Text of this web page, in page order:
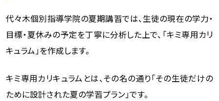
代々木個別指導学院の夏期講習では、生徒の現在の学力・
目標・夏休みの予定を丁寧に分析した上で、「キミ専用カリ
キュラム」を作成します。
キミ専用カリキュラムとは、その名の通り「その生徒だけの
ために設計された夏の学習プラン」です。